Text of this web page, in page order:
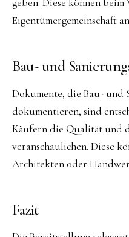
geben. Diese können
Eigentümergemeinschaft
Bau- und
Dokumente, die Bau- und
dokumentieren, sind
Käufern die Qualität und
veranschaulichen. Diese
Architekten oder
Fazit